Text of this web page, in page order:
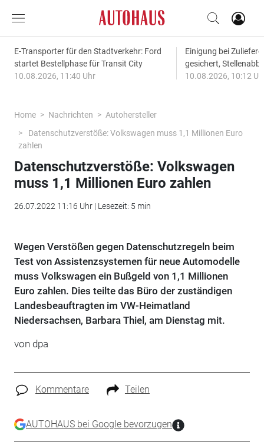
E-Transporter für den Stadtverkehr: Ford
startet Bestellphase für Transit City
10.08.2026, 11:40 Uhr
Einigung bei
gesichert,
10.08.2026, 10:12
Home Nachrichten
Autohersteller
Datenschutzverstöße: Volkswagen muss 1,1 Millionen Euro
zahlen
Datenschutzverstöße: Volkswagen
muss 1,1 Millionen Euro zahlen
26.07.2022 11:16 Uhr | Lesezeit: 5 min
Wegen Verstößen gegen Datenschutzregeln beim
Test von Assistenzsystemen für neue Automodelle
muss Volkswagen ein Bußgeld von 1,1 Millionen
Euro zahlen. Dies teilte das Büro der zuständigen
Landesbeauftragten im VW-Heimatland
Niedersachsen, Barbara Thiel, am Dienstag mit.
von dpa
Kommentare Teilen
AUTOHAUS bei Google bevorzugen